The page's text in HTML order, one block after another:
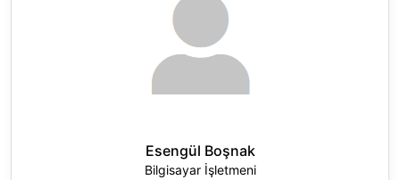
Esengül Boşnak
Bilgisayar İşletmeni